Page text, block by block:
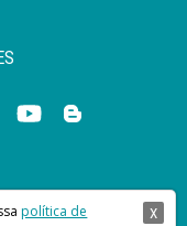
política de
X